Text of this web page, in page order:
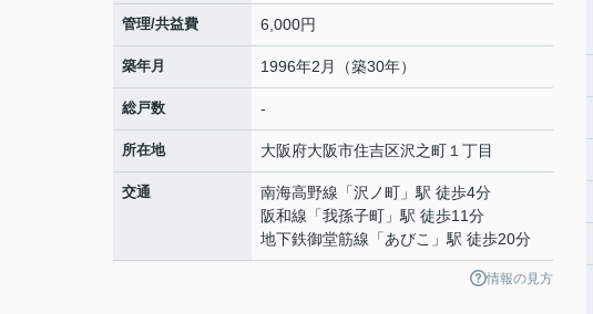
管理/共益費 6,000円
築年月 1996年2月（築30年）
総戸数 -
所在地 大阪府大阪市住吉区沢之町 １丁目
交通 南海高野線 「沢ノ町 」駅 徒歩4分
阪和線 「我孫子町 」駅 徒歩11分
地下鉄御堂筋線 「あびこ 」駅 徒歩20分
情報の見方